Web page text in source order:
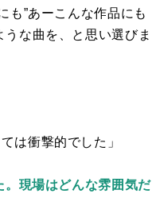
も”あーこんな作品にも
な曲を、と思い選びま
は衝撃的でした」
現場はどんな雰囲気だ